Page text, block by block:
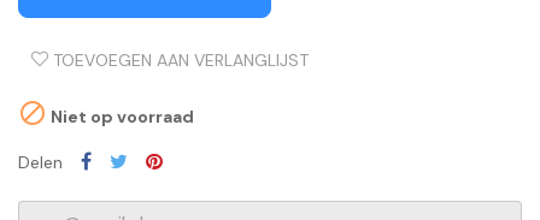
TOEVOEGEN AAN VERLANGLIJST
 Niet op voorraad
Delen